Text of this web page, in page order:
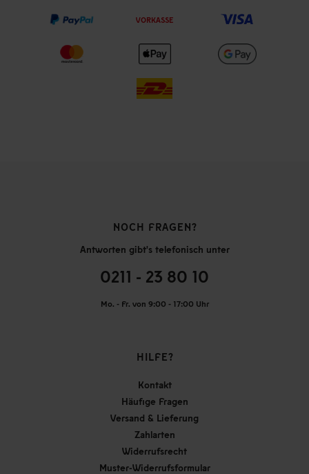
VORKASSE
NOCH FRAGEN?
Antworten gibt's telefonisch unter
0211 - 23 80 10
Mo. - Fr. von 9:00 - 17:00 Uhr
HILFE?
Kontakt
Häufige Fragen
Versand & Lieferung
Zahlarten
Widerrufsrecht
Muster-Widerrufsformular